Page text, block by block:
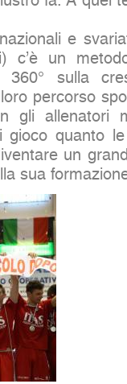
e
c’è un
360° sulla
percorso
gli allenatori
quanto
un
sua